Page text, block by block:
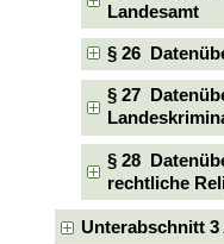
Landesamt
§ 26
§ 27
§ 28
rechtliche
Unterabschnitt